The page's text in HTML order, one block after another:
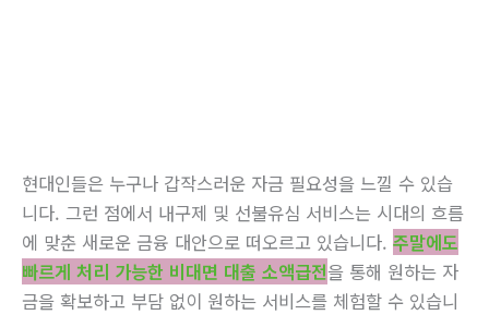
현대인들은 누구나 갑작스러운 자금 필요성을 느낄 수 있습
니다. 그런 점에서 내구제 및 선불유심 서비스는 시대의 흐름
에 맞춘 새로운 금융 대안으로 떠오르고 있습니다. 주말에도
빠르게 처리 가능한 비대면 대출 소액급전을 통해 원하는 자
금을 확보하고 부담 없이 원하는 서비스를 체험할 수 있습니